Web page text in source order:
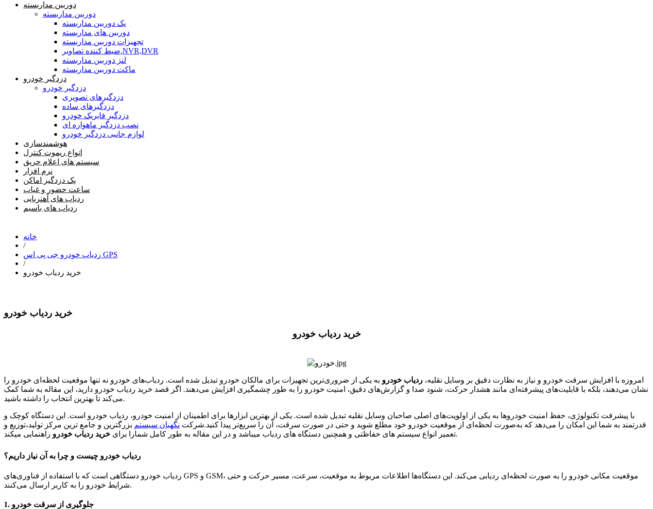
دوربین مداربسته
دوربین مداربسته
پک دوربین مداربسته
دوربین های مداربسته
تجهیزات دوربین مداربسته
ضبط کننده تصاویر,NVR,DVR
لنز دوربین مداربسته
ماکت دوربین مداربسته
دزدگیر خودرو
دزدگیر خودرو
دزدگیرهای تصویری
دزدگیرهای ساده
دزدگیر فابریک خودرو
نصب دزدگیر ماهواره ای
لوازم جانبی دزدگیر خودرو
هوشمندسازی
انواع ریموت کنترل
سیستم های اعلام حریق
نرم افزار
پک دزدگیر اماکن
ساعت حضور و غیاب
ردیاب های آهنربایی
ردیاب های باسیم
خانه
/
ردیاب خودرو جی پی اس GPS
/
خرید ردیاب خودرو
خرید ردیاب خودرو
خرید ردیاب خودرو
امروزه با افزایش سرقت خودرو و نیاز به نظارت دقیق بر وسایل نقلیه، ردیاب خودرو به یکی از ضروری‌ترین تجهیزات برای مالکان خودرو تبدیل شده است. ردیاب‌های خودرو نه تنها موقعیت لحظه‌ای خودرو را
نشان می‌دهند، بلکه با قابلیت‌های پیشرفته‌ای مانند هشدار حرکت، شنود صدا و گزارش‌های دقیق، امنیت خودرو را به طور چشمگیری افزایش می‌دهند. اگر قصد خرید ردیاب خودرو دارید، این مقاله به شما کمک
می‌کند تا بهترین انتخاب را داشته باشید.
با پیشرفت تکنولوژی، حفظ امنیت خودروها به یکی از اولویت‌های اصلی صاحبان وسایل نقلیه تبدیل شده است. یکی از بهترین ابزارها برای اطمینان از امنیت خودرو، ردیاب خودرو است. این دستگاه کوچک و
قدرتمند به شما این امکان را می‌دهد که به‌صورت لحظه‌ای از موقعیت خودرو خود مطلع شوید و حتی در صورت سرقت، آن را سریع‌تر پیدا کنید.شرکت نگهبان سیستم بزرگترین و جامع ترین مرکز تولید،توزیع و
تعمیر انواع سیستم های حفاظتی و همچنین دستگاه های ردیاب میباشد و در این مقاله به طور کامل شمارا برای خرید ردیاب خودرو راهنمایی میکند.
ردیاب خودرو چیست و چرا به آن نیاز داریم؟
ردیاب خودرو دستگاهی است که با استفاده از فناوری‌های GPS و GSM، موقعیت مکانی خودرو را به صورت لحظه‌ای ردیابی می‌کند. این دستگاه‌ها اطلاعات مربوط به موقعیت، سرعت، مسیر حرکت و حتی
شرایط خودرو را به کاربر ارسال می‌کنند.
1. جلوگیری از سرقت خودرو